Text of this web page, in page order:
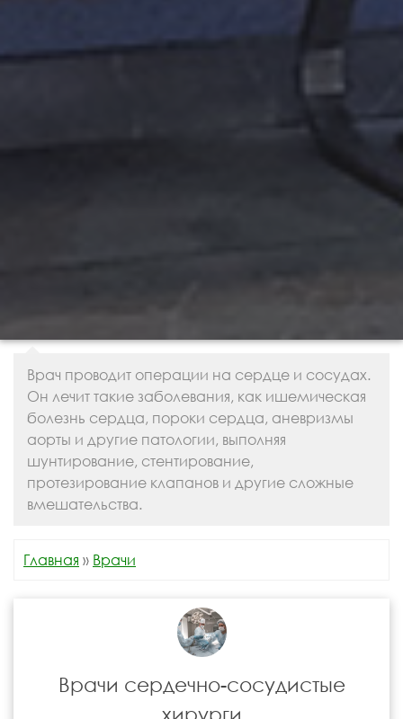
Врач проводит операции на сердце и сосудах.
Он лечит такие заболевания, как ишемическая
болезнь сердца, пороки сердца, аневризмы
аорты и другие патологии, выполняя
шунтирование, стентирование,
протезирование клапанов и другие сложные
вмешательства.
Главная » Врачи
Врачи сердечно-сосудистые
хирурги